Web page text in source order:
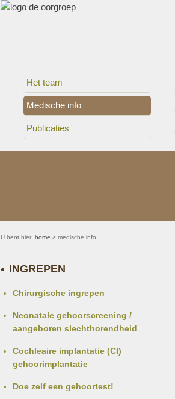
Het team
Medische info
Publicaties
U bent hier: home > medische info
INGREPEN
Chirurgische ingrepen
Neonatale gehoorscreening /
aangeboren slechthorendheid
Cochleaire implantatie (CI)
gehoorimplantatie
Doe zelf een gehoortest!